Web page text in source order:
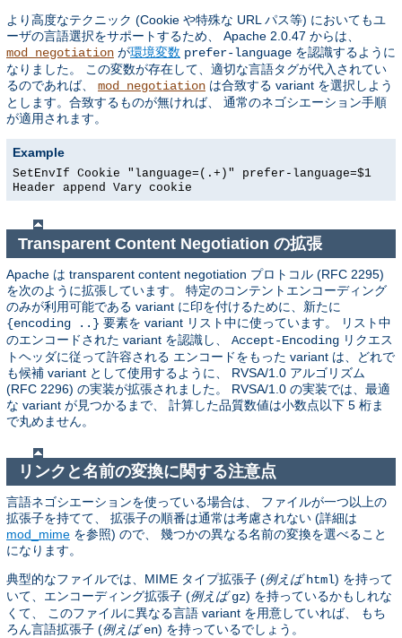
より高度なテクニック (Cookie や特殊な URL パス等) においてもユ
ーザの言語選択をサポートするため、 Apache 2.0.47 からは、
mod_negotiation が環境変数 prefer-language を認識するように
なりました。 この変数が存在して、適切な言語タグが代入されてい
るのであれば、 mod_negotiation は合致する variant を選択しよう
とします。合致するものが無ければ、 通常のネゴシエーション手順
が適用されます。
Example
SetEnvIf Cookie "language=(.+)" prefer-language=$1
Header append Vary cookie
Transparent Content Negotiation の拡張
Apache は transparent content negotiation プロトコル (RFC 2295)
を次のように拡張しています。 特定のコンテントエンコーディング
のみが利用可能である variant に印を付けるために、新たに
{encoding ..} 要素を variant リスト中に使っています。 リスト中
のエンコードされた variant を認識し、 Accept-Encoding リクエス
トヘッダに従って許容される エンコードをもった variant は、どれで
も候補 variant として使用するように、 RVSA/1.0 アルゴリズム
(RFC 2296) の実装が拡張されました。 RVSA/1.0 の実装では、最適
な variant が見つかるまで、 計算した品質数値は小数点以下 5 桁ま
で丸めません。
リンクと名前の変換に関する注意点
言語ネゴシエーションを使っている場合は、 ファイルが一つ以上の
拡張子を持てて、 拡張子の順番は通常は考慮されない (詳細は
mod_mime を参照) ので、 幾つかの異なる名前の変換を選べること
になります。
典型的なファイルでは、MIME タイプ拡張子 (例えば html) を持って
いて、エンコーディング拡張子 (例えば gz) を持っているかもしれな
くて、 このファイルに異なる言語 variant を用意していれば、 もち
ろん言語拡張子 (例えば en) を持っているでしょう。